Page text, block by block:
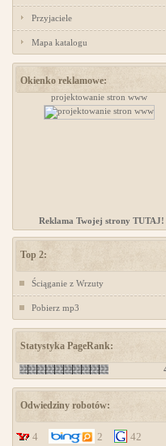
Przyjaciele
Mapa katalogu
Okienko reklamowe:
projektowanie stron www
Reklama Twojej strony TUTAJ!
Top 2:
Ściąganie z Wrzuty
Pobierz mp3
Statystyka PageRank:
Odwiedziny robotów:
4 2 42